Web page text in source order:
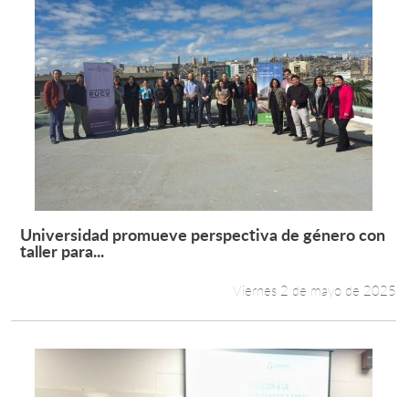
Leer más +
Universidad promueve perspectiva de género con
taller para...
Viernes 2 de mayo de 2025